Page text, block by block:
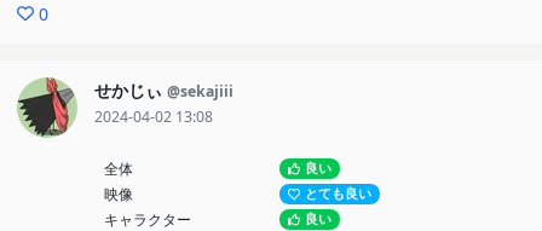
0
せかじぃ @sekajiii
2024-04-02 13:08
全体 良い
映像 とても良い
キャラクター 良い